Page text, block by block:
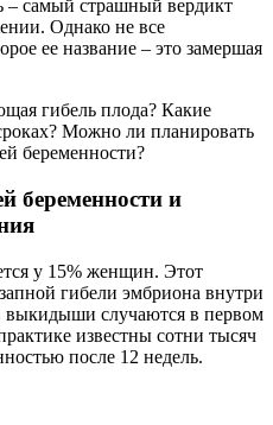
– самый страшный вердикт
Однако не все
ее название – это замершая
гибель плода? Какие
Можно ли планировать
беременности?
беременности и
у 15% женщин. Этот
гибели эмбриона внутри
выкидыши случаются в первом
известны сотни тысяч
после 12 недель.